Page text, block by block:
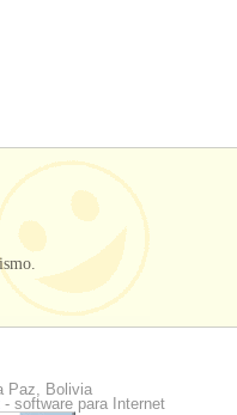
Paz, Bolivia
- software para Internet